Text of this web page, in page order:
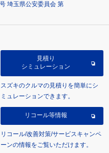
埼玉県公安委員会 第
見積り
シミュレーション
スズキのクルマの見積りを簡単にシ
ミュレーションできます。
リコール等情報
リコール/改善対策/サービスキャンペ
ーンの情報をご覧いただけます。